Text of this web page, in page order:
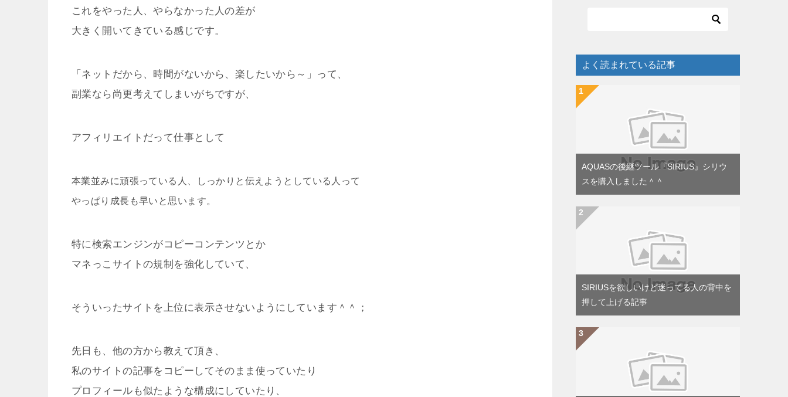
これをやった人、やらなかった人の差が
大きく開いてきている感じです。
「ネットだから、時間がないから、楽したいから～」って、
副業なら尚更考えてしまいがちですが、
アフィリエイトだって仕事として
本業並みに頑張っている人、しっかりと伝えようとしている人って
やっぱり成長も早いと思います。
特に検索エンジンがコピーコンテンツとか
マネっこサイトの規制を強化していて、
そういったサイトを上位に表示させないようにしています＾＾；
先日も、他の方から教えて頂き、
私のサイトの記事をコピーしてそのまま使っていたり
プロフィールも似たような構成にしていたり、
よく読まれている記事
AQUASの後継ツール『SIRIUS』シリウ
スを購入しました＾＾
SIRIUSを欲しいけど迷ってる人の背中を
押して上げる記事